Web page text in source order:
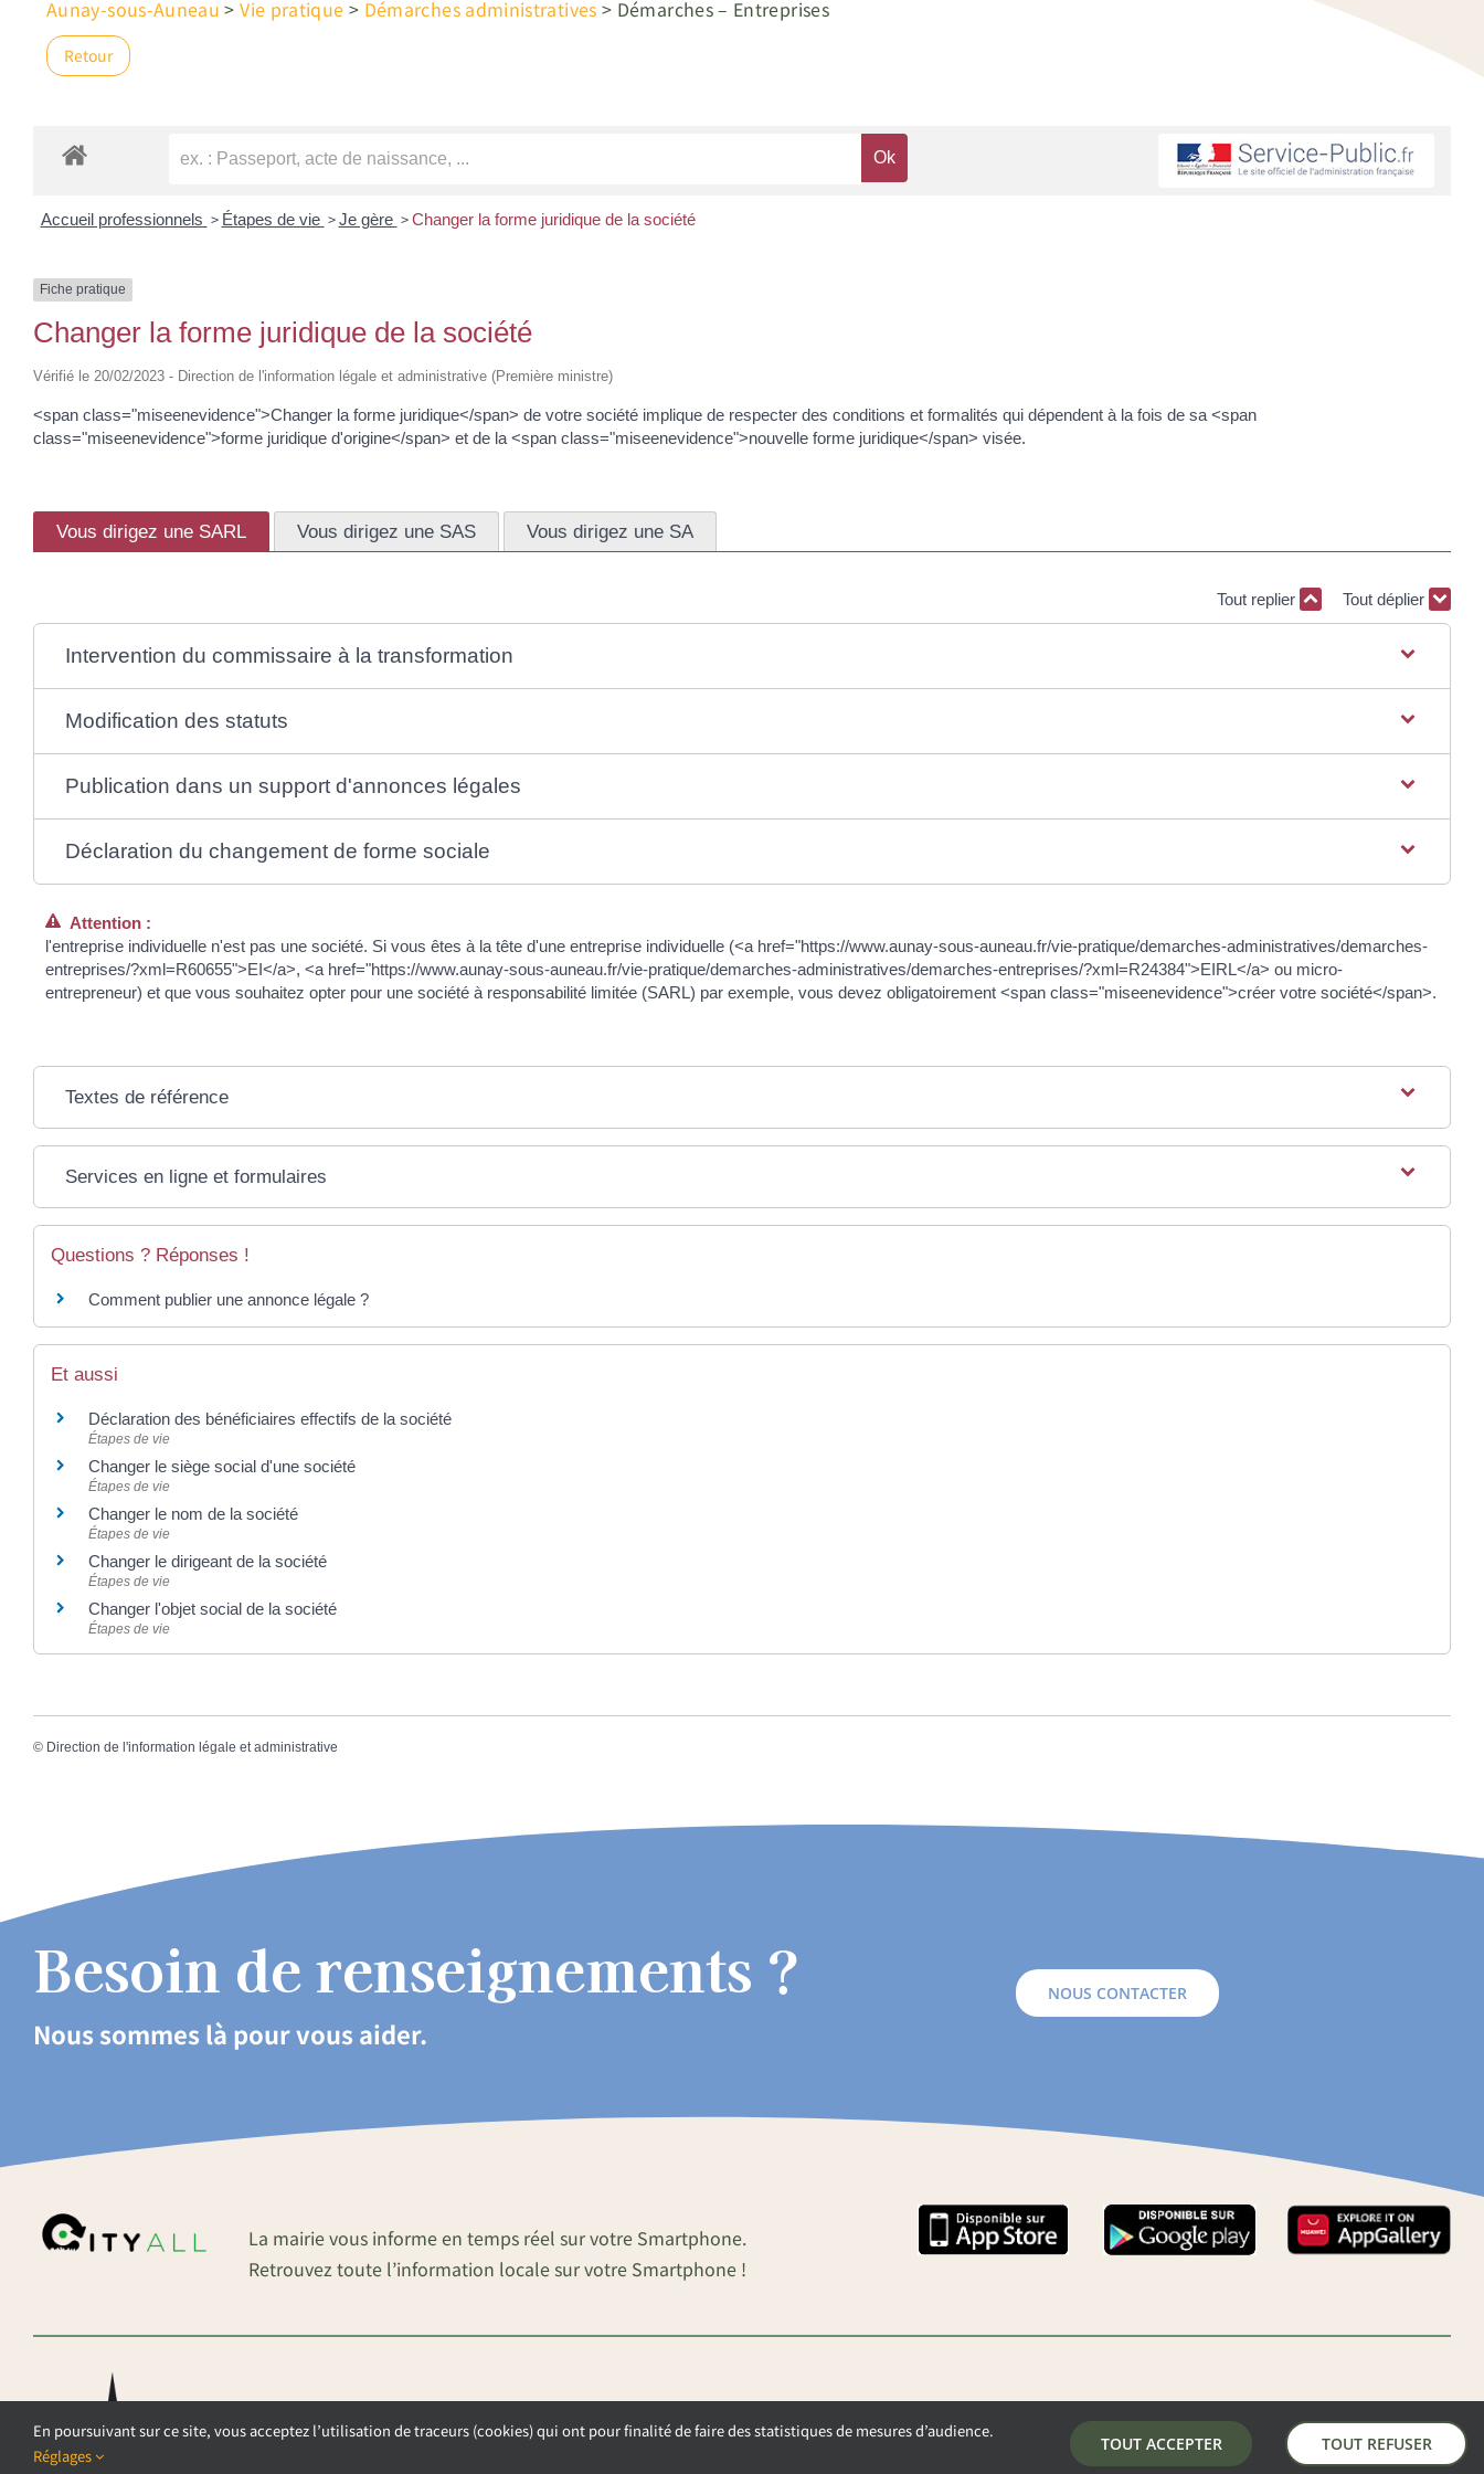
Aunay-sous-Auneau >Vie pratique > Démarches administratives > Démarches – Entreprises
Retour
Accueil professionnels > Étapes de vie > Je gère > Changer la forme juridique de la société
Fiche pratique
Changer la forme juridique de la société
Vérifié le 20/02/2023 - Direction de l'information légale et administrative (Première ministre)
<span class="miseenevidence">Changer la forme juridique</span> de votre société implique de respecter des conditions et formalités qui dépendent à la fois de sa <span
class="miseenevidence">forme juridique d'origine</span> et de la <span class="miseenevidence">nouvelle forme juridique</span> visée.
Vous dirigez une SARL Vous dirigez une SAS Vous dirigez une SA
Tout replier Tout déplier
Intervention du commissaire à la transformation
Modification des statuts
Publication dans un support d'annonces légales
Déclaration du changement de forme sociale
Attention :
l'entreprise individuelle n'est pas une société. Si vous êtes à la tête d'une entreprise individuelle (<a href="https://www.aunay-sous-auneau.fr/vie-pratique/demarches-administratives/demarches-
entreprises/?xml=R60655">EI</a>, <a href="https://www.aunay-sous-auneau.fr/vie-pratique/demarches-administratives/demarches-entreprises/?xml=R24384">EIRL</a> ou micro-
entrepreneur) et que vous souhaitez opter pour une société à responsabilité limitée (SARL) par exemple, vous devez obligatoirement <span class="miseenevidence">créer votre société</span>.
Textes de référence
Services en ligne et formulaires
Questions ? Réponses !
Comment publier une annonce légale ?
Et aussi
Déclaration des bénéficiaires effectifs de la société
Étapes de vie
Changer le siège social d'une société
Étapes de vie
Changer le nom de la société
Étapes de vie
Changer le dirigeant de la société
Étapes de vie
Changer l'objet social de la société
Étapes de vie
© Direction de l'information légale et administrative
Besoin de renseignements ?
Nous sommes là pour vous aider.
NOUS CONTACTER
La mairie vous informe en temps réel sur votre Smartphone.
Retrouvez toute l’information locale sur votre Smartphone !
OUVERTURE DE LA MAIRIE LA MAIRIE DE AUNAY-SOUS-AUNEAU
En poursuivant sur ce site, vous acceptez l’utilisation de traceurs (cookies) qui ont pour finalité de faire des statistiques de mesures d’audience.
Réglages
TOUT ACCEPTER TOUT REFUSER